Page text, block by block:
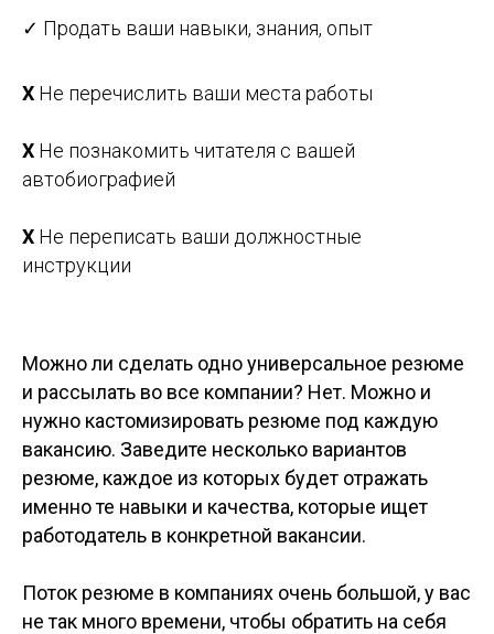
✓ Продать ваши навыки, знания, опыт
Х Не перечислить ваши места работы
Х Не познакомить читателя с вашей
автобиографией
Х Не переписать ваши должностные
инструкции
Можно ли сделать одно универсальное резюме
и рассылать во все компании? Нет. Можно и
нужно кастомизировать резюме под каждую
вакансию. Заведите несколько вариантов
резюме, каждое из которых будет отражать
именно те навыки и качества, которые ищет
работодатель в конкретной вакансии.
Поток резюме в компаниях очень большой, у вас
не так много времени, чтобы обратить на себя